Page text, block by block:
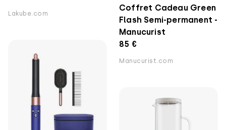
Lakube.com
Coffret Cadeau Green
Flash Semi-permanent -
Manucurist
85 €
Manucurist.com